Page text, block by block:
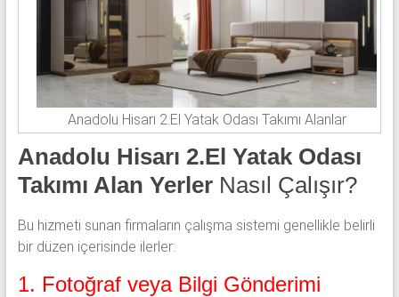
Anadolu Hisarı 2.El Yatak Odası Takımı Alanlar
Anadolu Hisarı 2.El Yatak Odası
Takımı Alan YerlerNasıl Çalışır?
Bu hizmeti sunan firmaların çalışma sistemi genellikle belirli
bir düzen içerisinde ilerler:
1. Fotoğraf veya Bilgi Gönderimi